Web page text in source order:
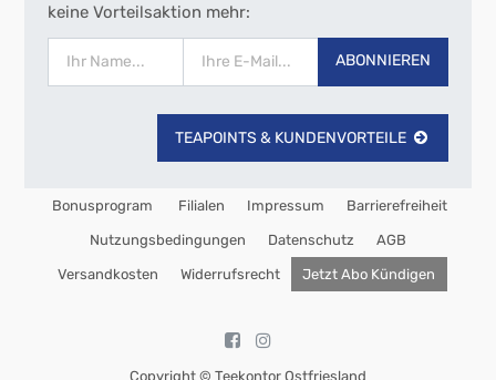
keine Vorteilsaktion mehr:
ABONNIEREN
TEAPOINTS & KUNDENVORTEILE
Bonusprogram Filialen Impressum Barrierefreiheit
Nutzungsbedingungen Datenschutz AGB
Versandkosten Widerrufsrecht Jetzt Abo Kündigen
Copyright © Teekontor Ostfriesland